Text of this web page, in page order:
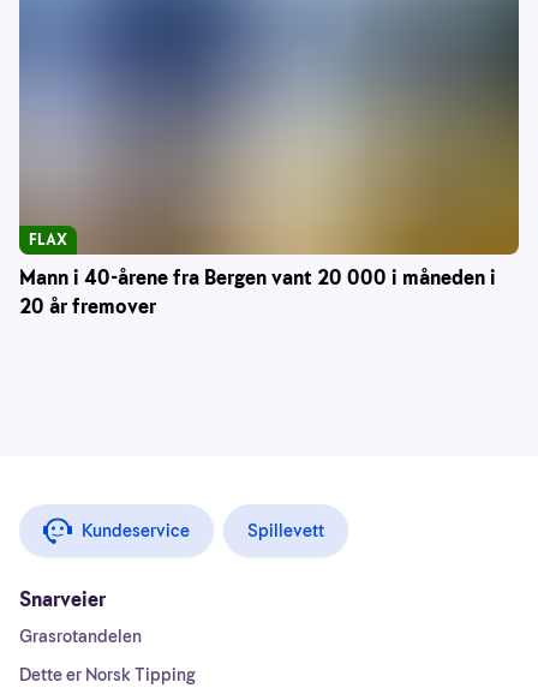
Mann i 40-årene fra Bergen vant 20 000 i måneden i
20 år fremover
FLAX
Kundeservice Spillevett
Snarveier
Grasrotandelen
Dette er Norsk Tipping